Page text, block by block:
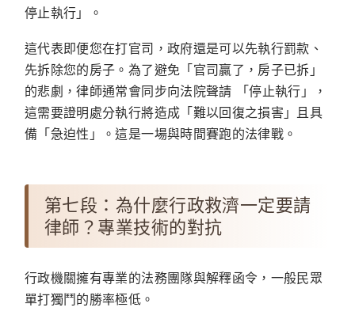
停止執行」 。
這代表即便您在打官司，政府還是可以先執行罰款、
先拆除您的房子。為了避免「官司贏了，房子已拆」
的悲劇，律師通常會同步向法院聲請
「停止執行」
，
這需要證明處分執行將造成「難以回復之損害」且具
備「急迫性」。這是一場與時間賽跑的法律戰。
第七段：為什麼行政救濟一定要請
律師？專業技術的對抗
行政機關擁有專業的法務團隊與解釋函令，一般民眾
單打獨鬥的勝率極低。